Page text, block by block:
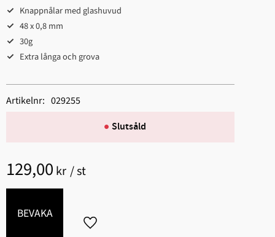
Knappnålar med glashuvud
48 x 0,8 mm
30g
Extra långa och grova
129,00 kr /st
Lägg till i favoriter
BEVAKA
Slutsåld
Artikelnr 029255